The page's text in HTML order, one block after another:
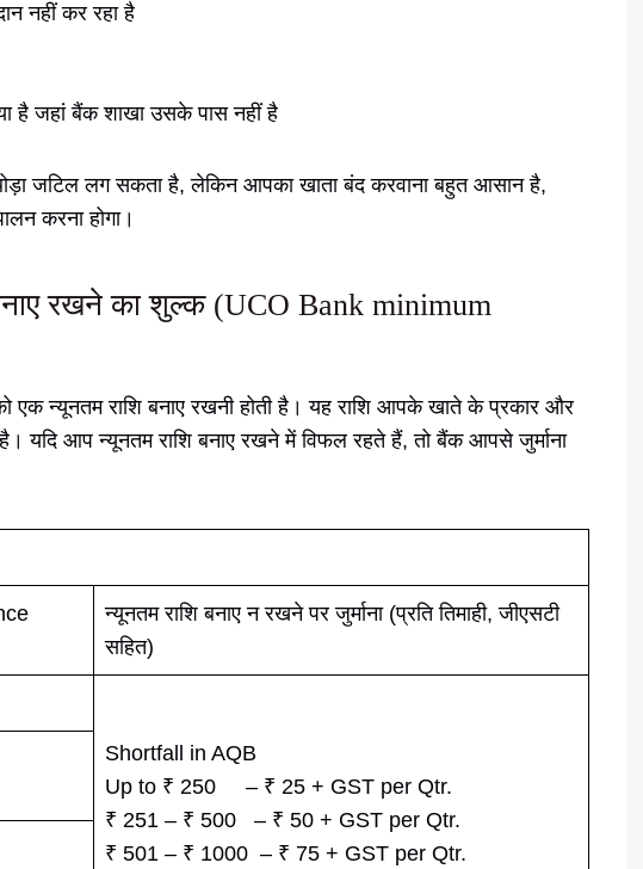
नहीं कर रहा है
है जहां बैंक शाखा उसके पास नहीं है
जटिल लग सकता है, लेकिन आपका खाता बंद करवाना बहुत आसान है,
करना होगा।
रखने का शुल्क (UCO Bank minimum
न्यूनतम राशि बनाए रखनी होती है। यह राशि आपके खाते के प्रकार और
यदि आप न्यूनतम राशि बनाए रखने में विफल रहते हैं, तो बैंक आपसे जुर्माना
न्यूनतम राशि बनाए न रखने पर जुर्माना (प्रति तिमाही, जीएसटी
सहित)
Shortfall in AQB
Up to ₹ 250 – ₹ 25 + GST per Qtr.
₹ 251 – ₹ 500 – ₹ 50 + GST per Qtr.
₹ 501 – ₹ 1000 – ₹ 75 + GST per Qtr.